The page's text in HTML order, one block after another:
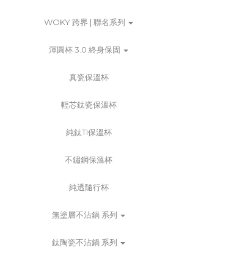
WOKY 跨界 | 聯名系列
渾圓杯 3.0 終身保固
真瓷保溫杯
輕芯鈦瓷保溫杯
純鈦TI保溫杯
不鏽鋼保溫杯
純透隨行杯
無塗層不沾鍋 系列
鈦陶瓷不沾鍋 系列